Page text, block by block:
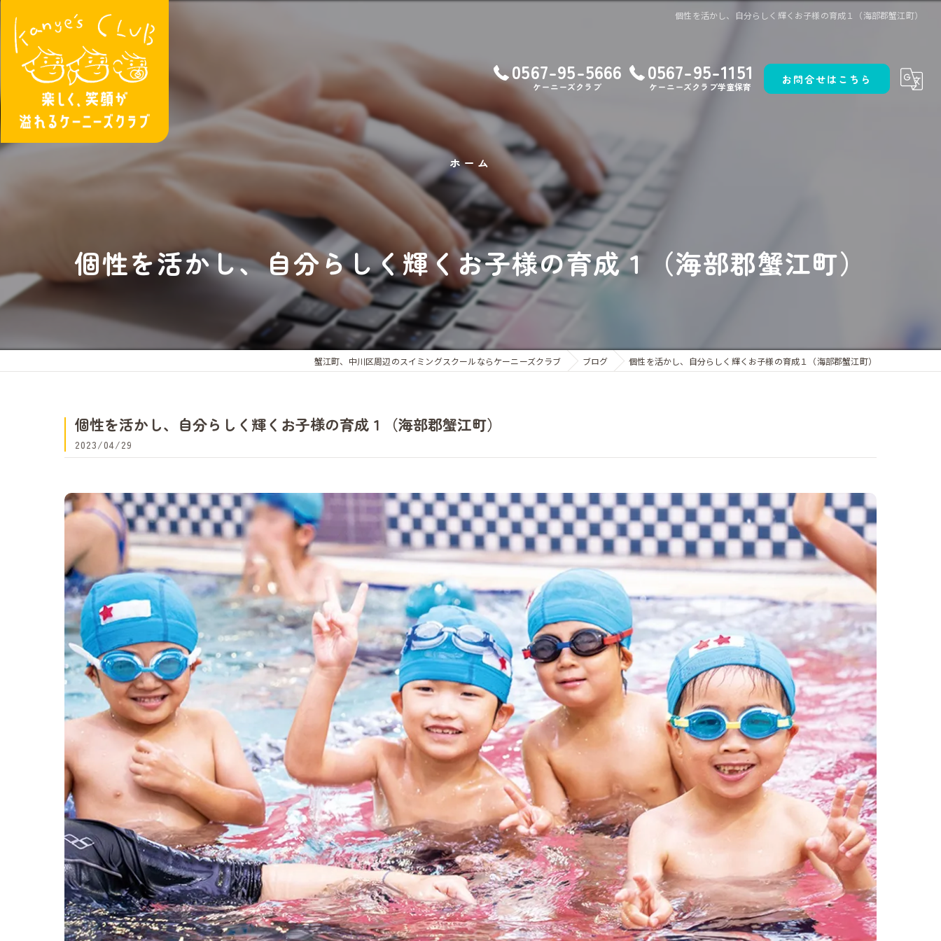
個性を活かし、自分らしく輝くお子様の育成１（海部郡蟹江町）
0567-95-5666
ケーニーズクラブ
0567-95-1151
ケーニーズクラブ学童保育
お問合せはこちら
ホーム
個性を活かし、自分らしく輝くお子様の育成１（海部郡蟹江町）
蟹江町、中川区周辺のスイミングスクールならケーニーズクラブ ブログ 個性を活かし、自分らしく輝くお子様の育成１（海部郡蟹江町）
個性を活かし、自分らしく輝くお子様の育成１（海部郡蟹江町）
2023/04/29